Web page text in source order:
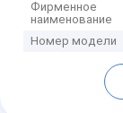
Фирменное
наименование
Номер модели